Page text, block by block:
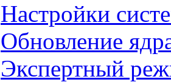
Настройки
Обновление
Экспертный